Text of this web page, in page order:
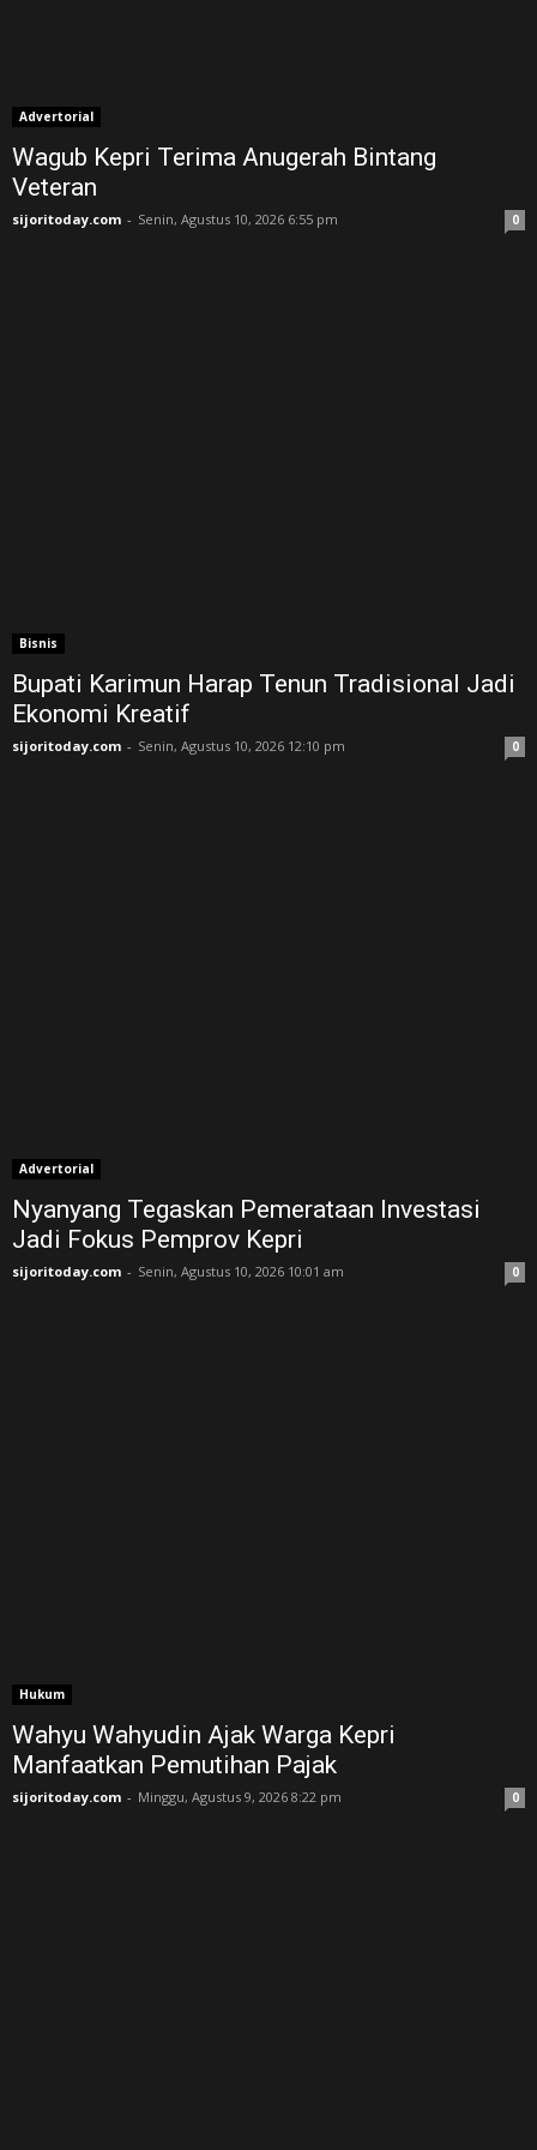
Advertorial
Wagub Kepri Terima Anugerah Bintang
Veteran
sijoritoday.com - Senin, Agustus 10, 2026 6:55 pm 0
Bisnis
Bupati Karimun Harap Tenun Tradisional Jadi
Ekonomi Kreatif
sijoritoday.com - Senin, Agustus 10, 2026 12:10 pm 0
Advertorial
Nyanyang Tegaskan Pemerataan Investasi
Jadi Fokus Pemprov Kepri
sijoritoday.com - Senin, Agustus 10, 2026 10:01 am 0
Hukum
Wahyu Wahyudin Ajak Warga Kepri
Manfaatkan Pemutihan Pajak
sijoritoday.com - Minggu, Agustus 9, 2026 8:22 pm 0